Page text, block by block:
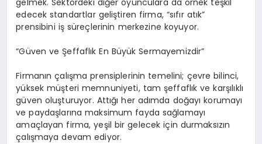
gelmek. Sektördeki diğer oyunculara da örnek teşkil
edecek standartlar geliştiren firma, “sıfır atık”
prensibini iş süreçlerinin merkezine koyuyor.
“Güven ve Şeffaflık En Büyük Sermayemizdir”
Firmanın çalışma prensiplerinin temelini; çevre bilinci,
yüksek müşteri memnuniyeti, tam şeffaflık ve karşılıklı
güven oluşturuyor. Attığı her adımda doğayı korumayı
ve paydaşlarına maksimum fayda sağlamayı
amaçlayan firma, yeşil bir gelecek için durmaksızın
çalışmaya devam ediyor.